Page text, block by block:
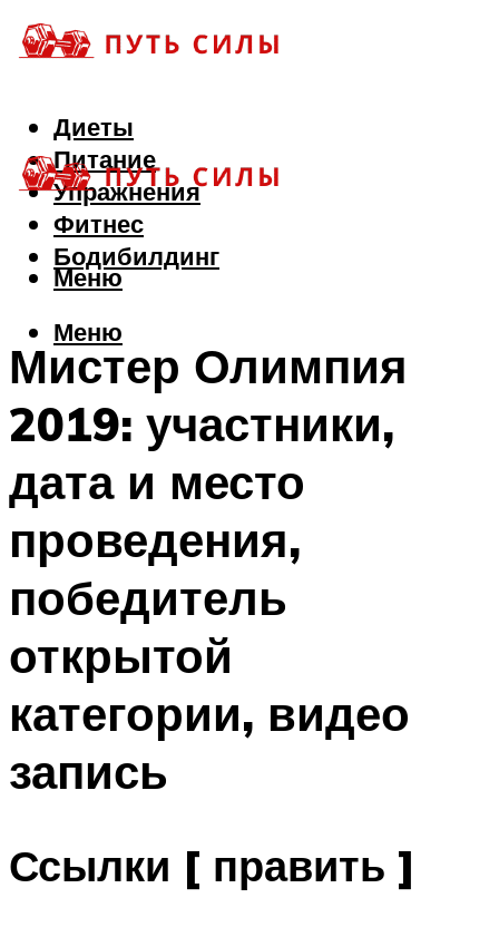
Диеты
Питание
Упражнения
Фитнес
Бодибилдинг
Меню
Меню
Мистер Олимпия
2019: участники,
дата и место
проведения,
победитель
открытой
категории, видео
запись
Ссылки [ править ]